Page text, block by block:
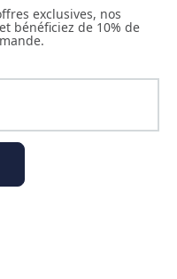
exclusives, nos
bénéficiez de 10% de